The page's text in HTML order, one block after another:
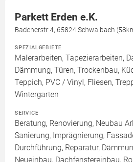
Parkett Erden e.K.
Badenerstr 4, 65824 Schwalbach
SPEZIALGEBIETE
Malerarbeiten, Tapezierarbeiten,
Dämmung, Türen, Trockenbau,
Teppich, PVC / Vinyl, Fliesen,
Wintergarten
SERVICE
Beratung, Renovierung, Neubau
Sanierung, Imprägnierung,
Durchführung, Reparatur,
Neueinbau, Dachfenstereinbau,